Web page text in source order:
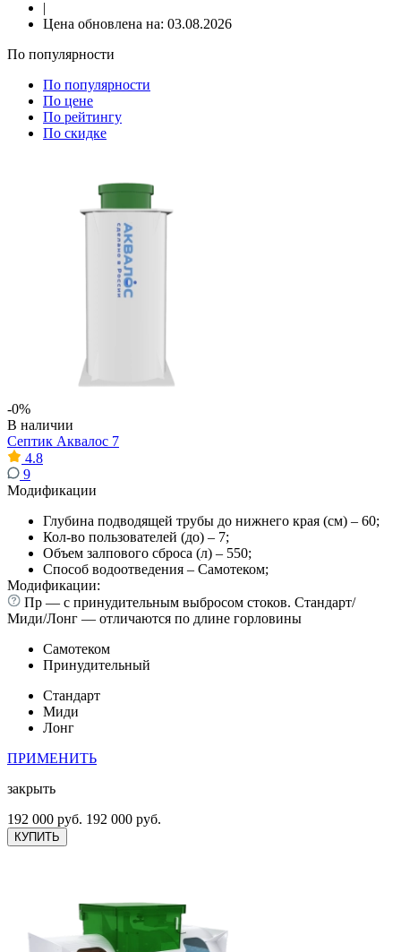
|
Цена обновлена на: 03.08.2026
По популярности
По популярности
По цене
По рейтингу
По скидке
-0%
В наличии
Септик Аквалос 7
4.8
9
Модификации
Глубина подводящей трубы до нижнего края (см) – 60;
Кол-во пользователей (до) – 7;
Объем залпового сброса (л) – 550;
Способ водоотведения – Самотеком;
Модификации:
Пр — с принудительным выбросом стоков. Стандарт/
Миди/Лонг — отличаются по длине горловины
Самотеком
Принудительный
Стандарт
Миди
Лонг
ПРИМЕНИТЬ
закрыть
192 000 руб. 192 000 руб.
КУПИТЬ